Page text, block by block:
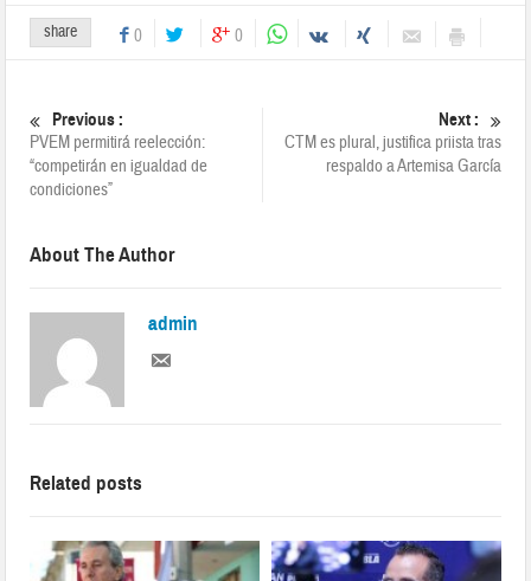
share 0 0
Previous :
PVEM permitirá reelección:
“competirán en igualdad de
condiciones”
Next :
CTM es plural, justifica priista tras
respaldo a Artemisa García
About The Author
admin
Related posts